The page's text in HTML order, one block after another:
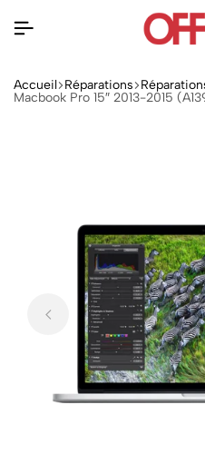
Accueil Réparations
Macbook Pro 15″ 2013-2015